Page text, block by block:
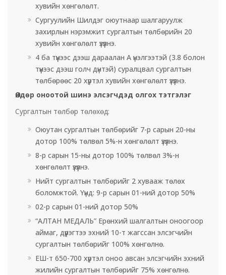
хувийн хөнгөлөлт.
Сургуулийн Шилдэг оюутнаар шалгаруулж
захирлын нэрэмжит сургалтын төлбөрийн 20
хувийн хөнгөлөлт үзүүлнэ.
4 ба түүнээс дээш дараалан А үнэлгээтэй (3.8 болон
түүнээс дээш голч дүнтэй) суралцвал сургалтын
төлбөрөөс 20 хүртэл хувийн хөнгөлөлт үзүүлнэ.
Өндөр оноотой шинэ элсэгчдэд олгох тэтгэлэг
Сургалтын төлбөр төлөхөд:
Оюутан сургалтын төлбөрийг 7-р сарын 20-ны
дотор 100% төлвөл 5%-н хөнгөлөлт үзүүлнэ.
8-р сарын 15-ны дотор 100% төлвөл 3%-н
хөнгөлөлт үзүүлнэ.
Нийт сургалтын төлбөрийг 2 хувааж төлөх
боломжтой. Үүнд: 9-р сарын 01-ний дотор 50%
02-р сарын 01-ний дотор 50%
“АЛТАН МЕДАЛЬ” Ерөнхий шалгалтын оноогоор
аймаг, дүүрэгтээ эхний 10-т жагссан элсэгчийн
сургалтын төлбөрийг 100% хөнгөлнө.
ЕШ-т 650-700 хүртэл оноо авсан элсэгчийн эхний
жилийн сургалтын төлбөрийг 75% хөнгөлнө.